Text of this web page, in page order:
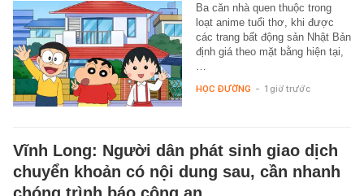
Ba căn nhà quen thuộc trong
loạt anime tuổi thơ, khi được
các trang bất động sản Nhật Bản
định giá theo mặt bằng hiện tại,
HỌC ĐƯỜNG - 1 giờ trước
Vĩnh Long: Người dân phát sinh giao dịch
chuyển khoản có nội dung sau, cần nhanh